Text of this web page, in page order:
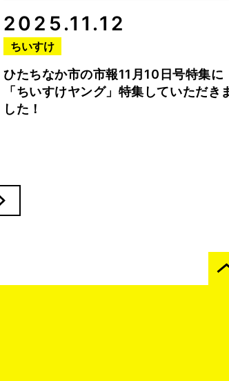
2025.11.12
ちいすけ
ひたちなか市の市報11月10日号特集に
「ちいすけヤング」特集していただき
した！